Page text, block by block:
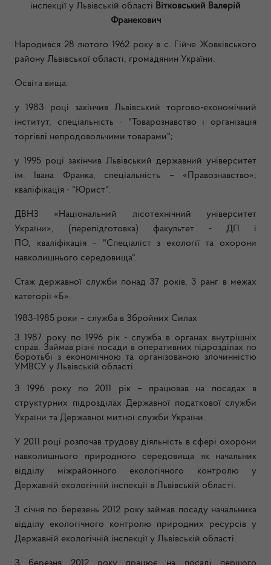
інспекції у Львівській області Вітковський Валерій
Франекович
Народився 28 лютого 1962 року в с. Гійче Жовківського
району Львівської області, громадянин України.
Освіта вища:
у 1983 році закінчив Львівський торгово-економічний
інститут, спеціальність - "Товарознавство і організація
торгівлі непродовольчими товарами";
у 1995 році закінчив Львівський державний університет
ім. Івана Франка, спеціальність – «Правознавство»;
кваліфікація - "Юрист".
ДВНЗ «Національний лісотехнічний університет
України», (перепідготовка) факультет - ДП і
ПО, кваліфікація – "Спеціаліст з екології та охорони
навколишнього середовища".
Стаж державної служби понад 37 років, 3 ранг в межах
категорії «Б».
1983-1985 роки – служба в Збройних Силах
З 1987 року по 1996 рік - служба в органах внутрішніх
справ. Займав різні посади в оперативних підрозділах по
боротьбі з економічною та організованою злочинністю
УМВСУ у Львівській області.
З 1996 року по 2011 рік – працював на посадах в
структурних підрозділах Державної податкової служби
України та Державної митної служби України.
У 2011 році розпочав трудову діяльність в сфері охорони
навколишнього природного середовища як начальник
відділу міжрайонного екологічного контролю у
Державній екологічній інспекції в Львівській області.
З січня по березень 2012 року займав посаду начальника
відділу екологічного контролю природних ресурсів у
Державній екологічній інспекції у Львівській області.